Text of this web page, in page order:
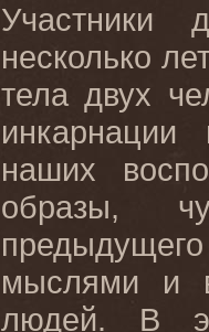
Участники
несколько
тела двух
наших
образы,
мыслями и
людей. В